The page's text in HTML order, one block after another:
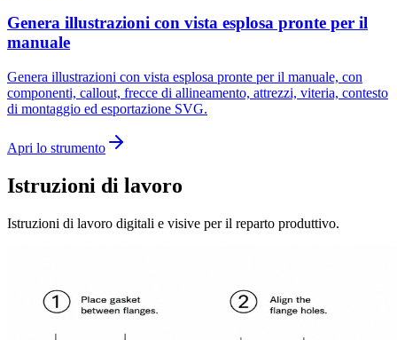
Genera illustrazioni con vista esplosa pronte per il
manuale
Genera illustrazioni con vista esplosa pronte per il manuale, con
componenti, callout, frecce di allineamento, attrezzi, viteria, contesto
di montaggio ed esportazione SVG.
Apri lo strumento
Istruzioni di lavoro
Istruzioni di lavoro digitali e visive per il reparto produttivo.